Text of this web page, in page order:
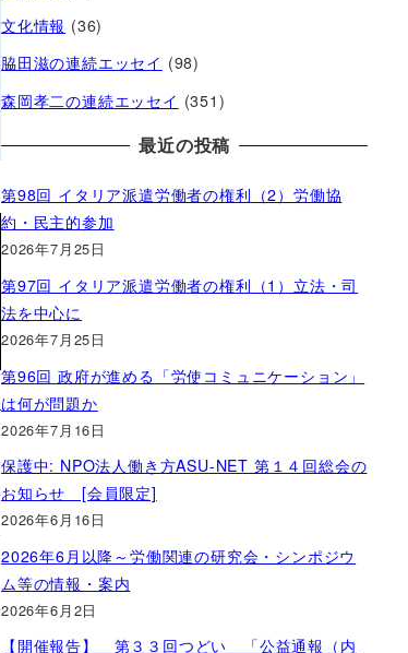
文化情報 (36)
脇田滋の連続エッセイ (98)
森岡孝二の連続エッセイ (351)
最近の投稿
第98回 イタリア派遣労働者の権利（2）労働協
約・民主的参加
2026年7月25日
第97回 イタリア派遣労働者の権利（1）立法・司
法を中心に
2026年7月25日
第96回 政府が進める「労使コミュニケーション」
は何が問題か
2026年7月16日
保護中: NPO法人働き方ASU-NET 第１４回総会の
お知らせ [会員限定]
2026年6月16日
2026年6月以降～労働関連の研究会・シンポジウ
ム等の情報・案内
2026年6月2日
【開催報告】 第３３回つどい 「公益通報（内